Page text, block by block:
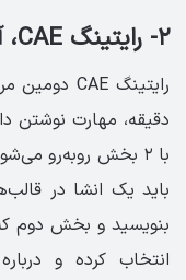
۲- رایتینگ CAE، آزمودن مهارت نوشتن شما
دقیقه، مهارت نوشتن
با ۲ بخش روبه‌رو
باید یک انشا در
انتخاب کرده و